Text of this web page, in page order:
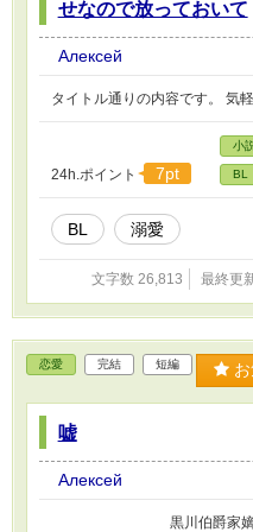
せなので放っておいて
Алексей
タイトル通りの内容です。 気
24h.ポイント 7pt
小
BL
BL 溺愛
文字数 26,813 最終更
恋愛 完結 短編
嘘
Алексей
黒川伯爵家